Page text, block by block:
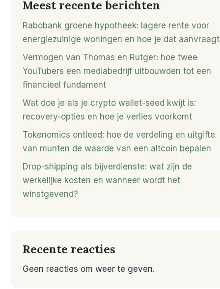
Meest recente berichten
Rabobank groene hypotheek: lagere rente voor
energiezuinige woningen en hoe je dat aanvraagt
Vermogen van Thomas en Rutger: hoe twee
YouTubers een mediabedrijf uitbouwden tot een
financieel fundament
Wat doe je als je crypto wallet-seed kwijt is:
recovery-opties en hoe je verlies voorkomt
Tokenomics ontleed: hoe de verdeling en uitgifte
van munten de waarde van een altcoin bepalen
Drop-shipping als bijverdienste: wat zijn de
werkelijke kosten en wanneer wordt het
winstgevend?
Recente reacties
Geen reacties om weer te geven.